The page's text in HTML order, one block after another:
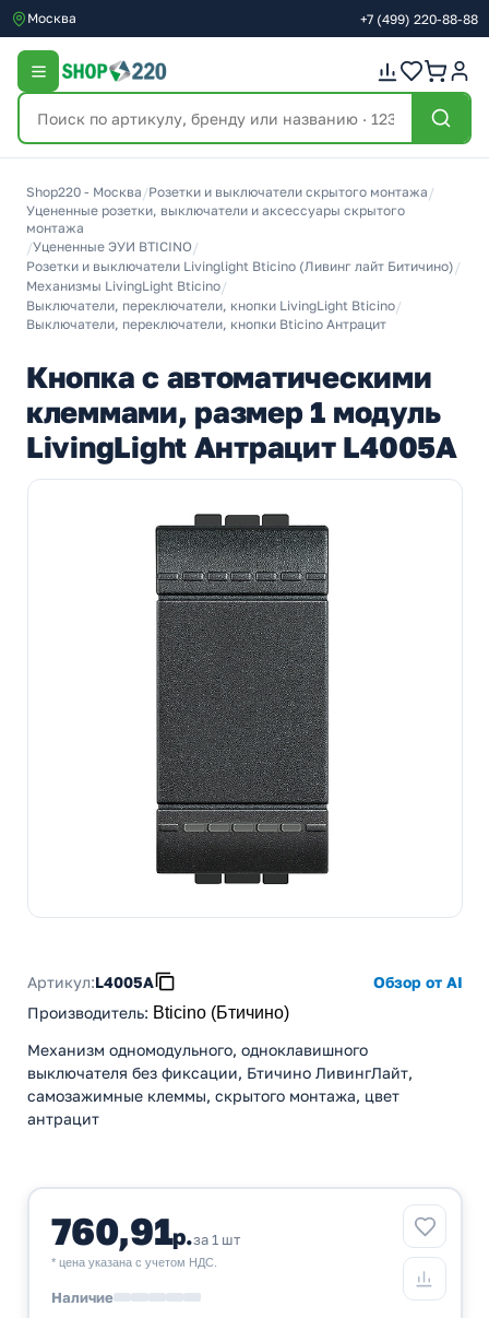
Москва +7 (499) 220-88-88
Shop220 - Москва /Розетки и выключатели скрытого монтажа /
Уцененные розетки, выключатели и аксессуары скрытого
монтажа
/Уцененные ЭУИ BTICINO /
Розетки и выключатели Livinglight Bticino (Ливинг лайт Битичино) /
Механизмы LivingLight Bticino/
Выключатели, переключатели, кнопки LivingLight Bticino/
Выключатели, переключатели, кнопки Bticino Антрацит
Кнопка с автоматическими
клеммами, размер 1 модуль
LivingLight Антрацит L4005A
Артикул:L4005A
Обзор от AI
Производитель: Bticino (Бтичино)
Механизм одномодульного, одноклавишного
выключателя без фиксации, Бтичино ЛивингЛайт,
самозажимные клеммы, скрытого монтажа, цвет
антрацит
760,91р.за 1 шт
* цена указана с учетом НДС.
Наличие